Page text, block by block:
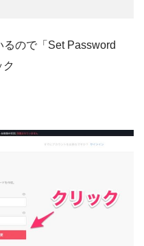
ので「Set Password